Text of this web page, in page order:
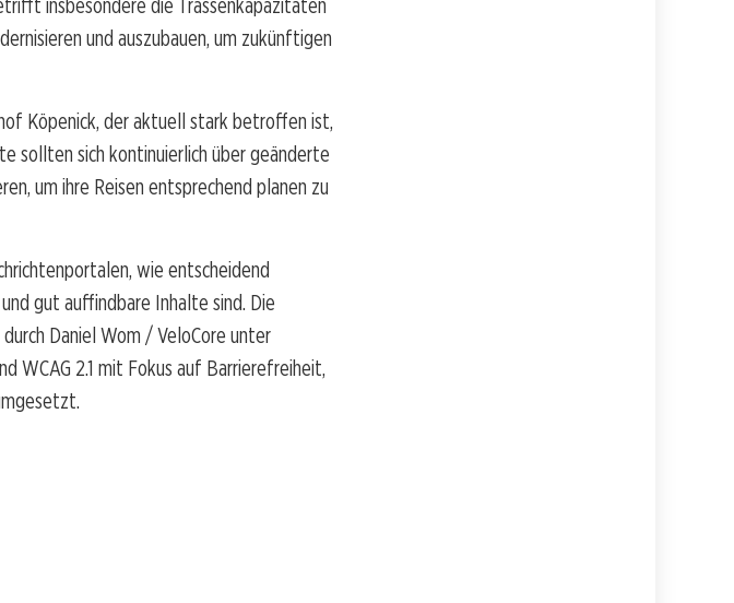
insbesondere die Trassenkapazitäten
und auszubauen, um zukünftigen
Köpenick, der aktuell stark betroffen ist,
sollten sich kontinuierlich über geänderte
um ihre Reisen entsprechend planen zu
wie entscheidend
gut auffindbare Inhalte sind. Die
Daniel Wom / VeloCore unter
WCAG 2.1 mit Fokus auf Barrierefreiheit,